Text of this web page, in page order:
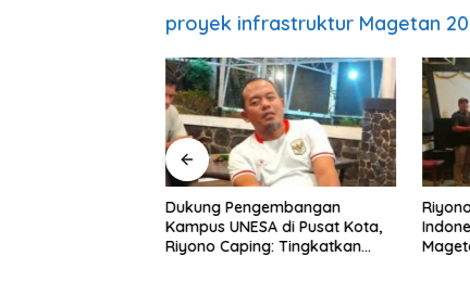
proyek infrastruktur Magetan
Dukung Pengembangan
Kampus UNESA di Pusat Kota,
Riyono Caping: Tingkatkan